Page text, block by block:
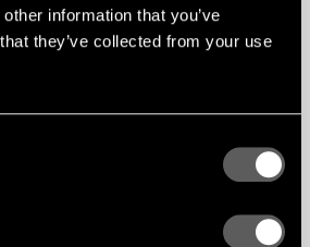
information that you’ve
they’ve collected from your use
produkt: Panel akustyczny na zamówienie
okleina: Jesion